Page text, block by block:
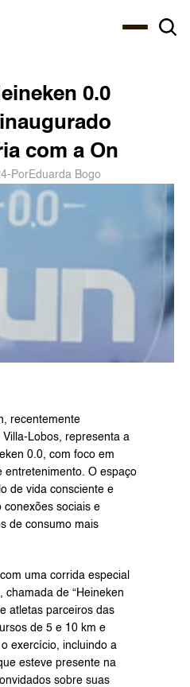
0.0
com a On
- PorEduarda Bogo
recentemente
Lobos, representa a
0.0, com foco em
entretenimento. O espaço
de vida consciente e
conexões sociais e
de consumo mais
uma corrida especial
chamada de “Heineken
atletas parceiros das
de 5 e 10 km e
exercício, incluindo a
esteve presente na
sobre suas